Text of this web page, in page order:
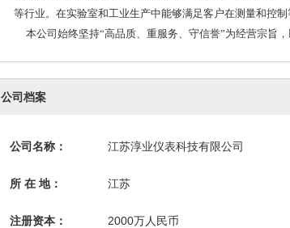
等行业。在实验室和工业生产中能够满足客户在测量和控制
本公司始终坚持“高品质、重服务、守信誉”为经营宗旨
公司档案
公司名称： 江苏淳业仪表科技有限公司
所 在 地： 江苏
注册资本： 2000万人民币